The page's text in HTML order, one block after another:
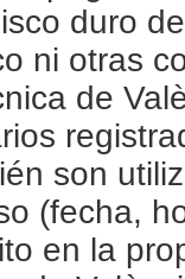
duro
ni otras
de
son
(fecha,
en la